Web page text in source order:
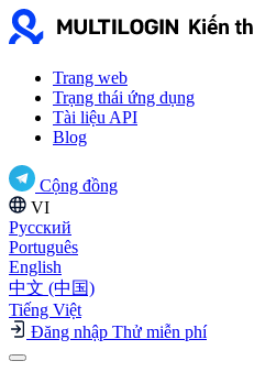
Trang web
Trạng thái ứng dụng
Tài liệu API
Blog
Cộng đồng
VI
Русский
Português
English
中文 (中国)
Tiếng Việt
Đăng nhập Thử miễn phí